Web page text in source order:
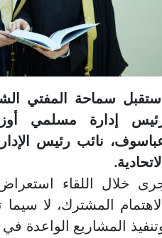
سماحة المفتي
إدارة مسلمي
نائب رئيس
خلال اللقاء
المشترك، لا سيما
المشاريع الواعدة في